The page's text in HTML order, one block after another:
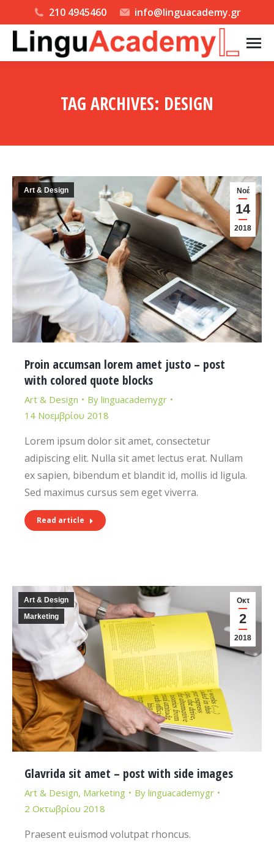
210 4945460 info@linguacademy.gr
TAG ARCHIVES: DESIGN
Νοέ
14
2018
Art & Design
Proin accumsan lorem amet justo – post
with colored quote blocks
Art & Design By linguacademygr
14 Νοεμβρίου 2018
Lorem ipsum dolor sit amet, consectetur
adipiscing elit. Nulla sit amet lectus erat. Nullam
ex sapien, bibendum et blandit id, mollis id ligula.
Sed maximus cursus sem eget viverra.
Read article
Οκτ
2
2018
Art & Design
Marketing
Glavrida sit amet – post with side images
Art & Design, Marketing By linguacademygr
2 Οκτωβρίου 2018
Praesent euismod volutpat rhoncus.